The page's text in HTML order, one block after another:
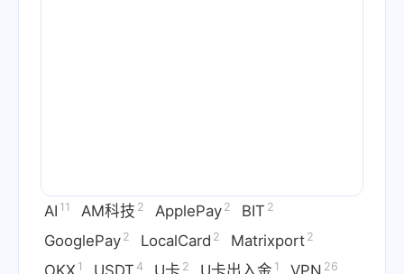
AI 11 AM科技 2 ApplePay 2 BIT 2
GooglePay 2 LocalCard 2 Matrixport 2
OKX 1 USDT 4 U卡 2 U卡出入金 1 VPN 26